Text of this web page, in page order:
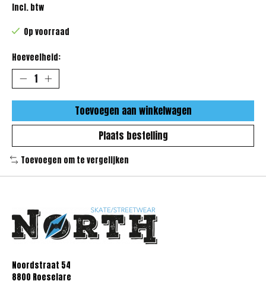
Incl. btw
Op voorraad
Hoeveelheid:
Toevoegen aan winkelwagen
Plaats bestelling
Toevoegen om te vergelijken
Noordstraat 54
8800 Roeselare